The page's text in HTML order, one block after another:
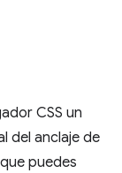
CSS un
del anclaje de
puedes